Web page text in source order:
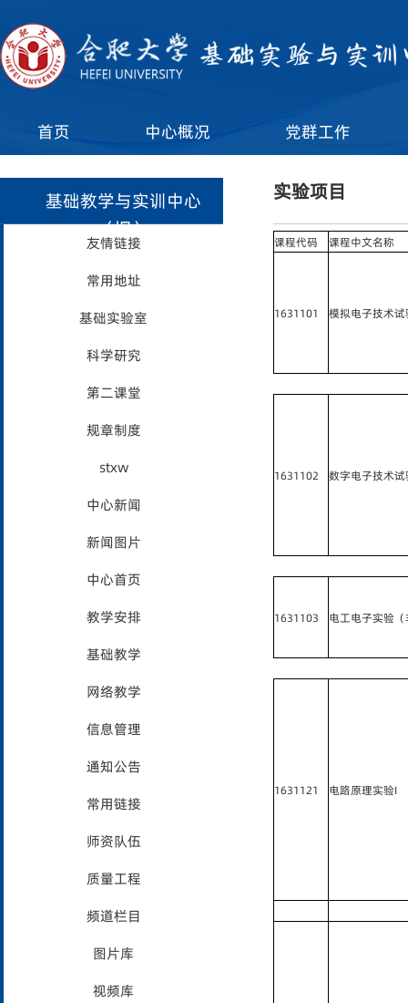
首页 中心概况 党群工作
基础教学与实训中心
（旧）
友情链接
常用地址
基础实验室
科学研究
第二课堂
规章制度
stxw
中心新闻
新闻图片
中心首页
教学安排
基础教学
网络教学
信息管理
通知公告
常用链接
师资队伍
质量工程
频道栏目
图片库
视频库
实验项目
课程代码 课程中文名称
1631101 模拟电子技术试
1631102 数字电子技术试
1631103 电工电子实验
1631121 电路原理实验I